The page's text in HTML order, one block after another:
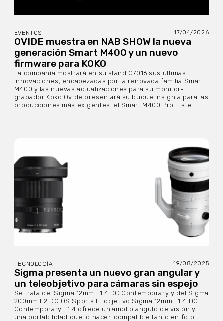
EVENTOS 17/04/2026
OVIDE muestra en NAB SHOW la nueva
generación Smart M400 y un nuevo
firmware para KOKO
La compañía mostrará en su stand C7016 sus últimas
innovaciones, encabezadas por la renovada familia Smart
M400 y las nuevas actualizaciones para su monitor-
grabador Koko Ovide presentará su buque insignia para las
producciones más exigentes: el Smart M400 Pro. Este...
TECNOLOGÍA 19/08/2025
Sigma presenta un nuevo gran angular y
un teleobjetivo para cámaras sin espejo
Se trata del Sigma 12mm F1.4 DC Contemporary y del Sigma
200mm F2 DG OS Sports El objetivo Sigma 12mm F1.4 DC
Contemporary F1.4 ofrece un amplio ángulo de visión y
una portabilidad que lo hacen compatible tanto en foto...